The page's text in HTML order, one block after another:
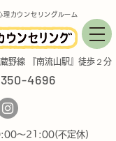
〜21:00(不定休)
4696
理カウンセリングルーム
野線 『南流山駅』徒歩２分